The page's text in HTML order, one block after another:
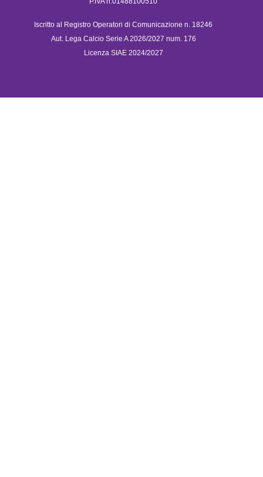
Iscritto al Registro Operatori di Comunicazione n. 18246
Aut. Lega Calcio Serie A 2026/2027 num. 176
Licenza SIAE 2024/2027